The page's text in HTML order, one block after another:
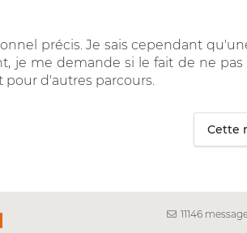
précis. Je sais cependant
je me demande si le fait de ne
pour d'autres parcours.
Cette
11146